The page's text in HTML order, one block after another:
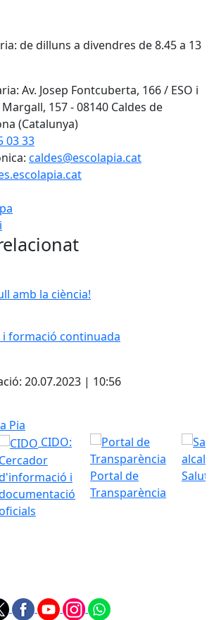
de dilluns a divendres de 8.45 a 13
Av. Josep Fontcuberta, 166 / ESO i
157 - 08140 Caldes de
(Catalunya)
03 33
caldes@escolapia.cat
amb la ciència!
i formació continuada
20.07.2023 | 10:56
Pia
CIDO:
Cercador
i
Portal de
Transparència